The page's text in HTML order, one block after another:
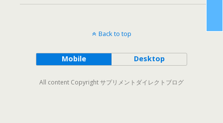
Back to top
Mobile Desktop
All content Copyright サプリメントダイレクトブログ